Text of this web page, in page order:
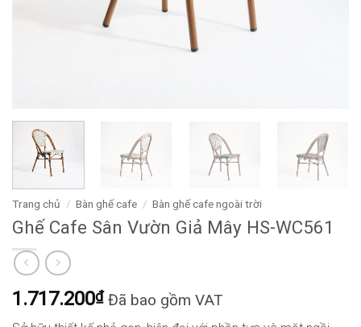
Trang chủ / Bàn ghế cafe / Bàn ghế cafe ngoài trời
Ghế Cafe Sân Vườn Giả Mây HS-WC561
1.717.200₫ Đã bao gồm VAT